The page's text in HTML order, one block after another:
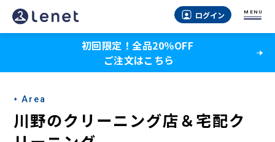
川
野
宅
配
ク
ログイン MENU
初回限定！全品20％OFF
ご注文はこちら
Area
川野のクリーニング店＆宅配ク